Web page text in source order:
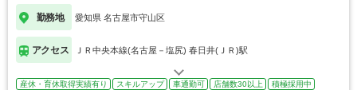
勤務地 愛知県 名古屋市守山区
アクセス ＪＲ中央本線(名古屋－塩尻) 春日井(ＪＲ)駅
産休・育休取得実績有り スキルアップ 車通勤可 店舗数30以上 積極採用中